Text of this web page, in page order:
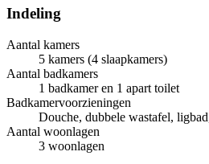
Indeling
Aantal kamers
5 kamers (4 slaapkamers)
Aantal badkamers
1 badkamer en 1 apart toilet
Badkamervoorzieningen
Douche, dubbele wastafel,
Aantal woonlagen
3 woonlagen